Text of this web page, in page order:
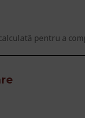
pentru a